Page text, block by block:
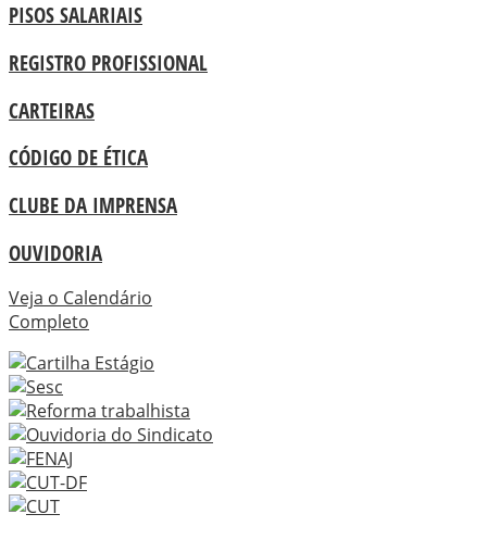
PISOS SALARIAIS
REGISTRO PROFISSIONAL
CARTEIRAS
CÓDIGO DE ÉTICA
CLUBE DA IMPRENSA
OUVIDORIA
Veja o Calendário
Completo